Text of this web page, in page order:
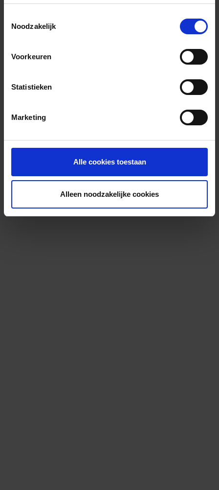
Noodzakelijk
Voorkeuren
Statistieken
Marketing
Alle cookies toestaan
Alleen noodzakelijke cookies